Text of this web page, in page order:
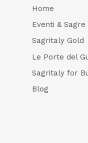
Home
Eventi & Sagre
Sagritaly Gold
Le Porte del
Sagritaly for
Blog